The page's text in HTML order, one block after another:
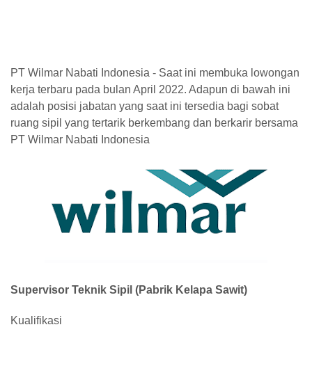
PT Wilmar Nabati Indonesia - Saat ini membuka lowongan
kerja terbaru pada bulan April 2022. Adapun di bawah ini
adalah posisi jabatan yang saat ini tersedia bagi sobat
ruang sipil yang tertarik berkembang dan berkarir bersama
PT Wilmar Nabati Indonesia
Supervisor Teknik Sipil (Pabrik Kelapa Sawit)
Kualifikasi